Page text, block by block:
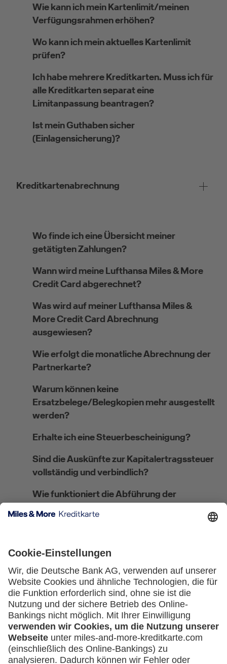
Wie kann ich mein Kartenlimit/meinen
Verfügungsrahmen erhöhen?
Wo kann ich mein aktuelles Kartenlimit
prüfen?
Ich habe mehrere Kreditkarten. Muss ich für
alle Kreditkarten separat eine
Limitanpassung beantragen?
Ist mein Guthaben sicher
(Einlagensicherung)?
Kreditkartenabrechnung
Wo finde ich eine Übersicht meiner
getätigten Zahlungen?
Wann wird meine Lufthansa Miles & More
Credit Card abgerechnet?
Was wird auf meiner Lufthansa Miles &
More Credit Card Abrechnung
ausgewiesen?
Wie erfolgt die monatliche Abrechnung der
Partnerkarte?
Warum können keine
Ersatzbelege/Belegkopien mehr ausgestellt
werden?
Erhalte ich eine Steuerbescheinigung?
Sind die Auskünfte zur Kapitalertragssteuer
vollständig und verbindlich?
Wie funktioniert die Abführung der
Kirchensteuer?
Welches Verfahren gilt für
Steuerausländer:innen?
Was kann ich tun, wenn ich über eine
Umsatzanfrage informiert werde, die ich
nicht veranlasst habe?